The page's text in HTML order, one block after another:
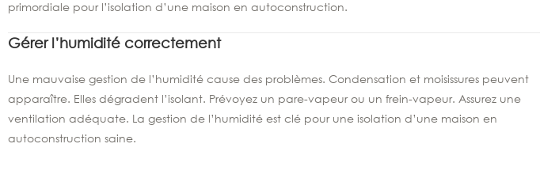
primordiale pour l’isolation d’une maison en autoconstruction.
Gérer l’humidité correctement
Une mauvaise gestion de l’humidité cause des problèmes. Condensation et moisissures peuvent
apparaître. Elles dégradent l’isolant. Prévoyez un pare-vapeur ou un frein-vapeur. Assurez une
ventilation adéquate. La gestion de l’humidité est clé pour une isolation d’une maison en
autoconstruction saine.